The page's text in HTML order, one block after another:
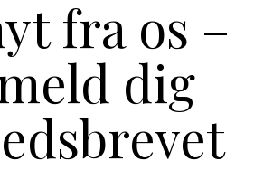
fra os –
dig